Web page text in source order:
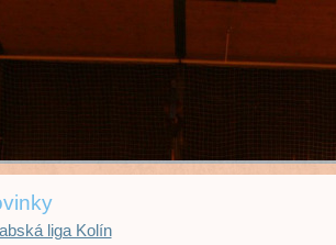
liga Kolín